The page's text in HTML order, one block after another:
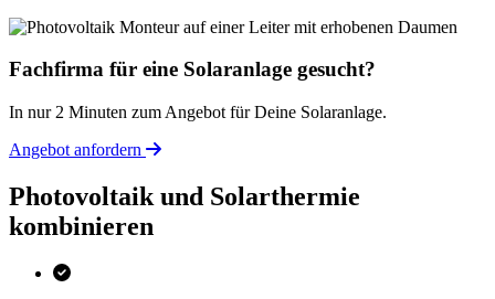
Fachfirma für eine Solaranlage gesucht?
In nur 2 Minuten zum Angebot für Deine Solaranlage.
Angebot anfordern
Photovoltaik und Solarthermie
kombinieren